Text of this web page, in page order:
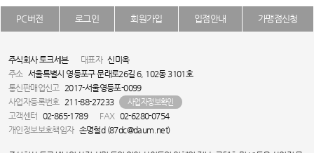
PC버전 로그인 회원가입 입점안내 가맹점신청
주식회사 토크세븐 대표자 신미옥
주소 서울특별시 영등포구 문래로26길 6, 102동 3101호
통신판매업신고 2017-서울영등포-0099
사업자등록번호 211-88-27233 사업자정보확인
고객센터 02-865-1789 FAX 02-6280-0754
개인정보보호책임자 손명철d (87dc@daum.net)